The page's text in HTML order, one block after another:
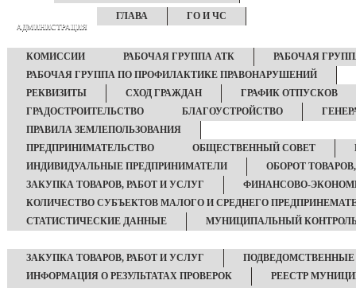
АДМИНИСТРАЦИЯ
ГЛАВА ГО И ЧС
КОМИССИИ РАБОЧАЯ ГРУППА АТК
РАБОЧАЯ
РАБОЧАЯ ГРУППА ПО ПРОФИЛАКТИКЕ ПРАВОНАРУШЕНИЙ
РЕКВИЗИТЫ
СХОД ГРАЖДАН
ГРАФИК ОТПУСКОВ
ГРАДОСТРОИТЕЛЬСТВО
БЛАГОУСТРОЙСТВО
ПРАВИЛА ЗЕМЛЕПОЛЬЗОВАНИЯ
ПРЕДПРИНИМАТЕЛЬСТВО
ОБЩЕСТВЕННЫЙ СОВЕТ
ИНДИВИДУАЛЬНЫЕ ПРЕДПРИНИМАТЕЛИ
ОБОРОТ
ЗАКУПКА ТОВАРОВ, РАБОТ И УСЛУГ
ФИНАНСОВО-
КОЛИЧЕСТВО СУБЪЕКТОВ МАЛОГО И СРЕДНЕГО
СТАТИСТИЧЕСКИЕ ДАННЫЕ
МУНИЦИПАЛЬНЫЙ
ЗАКУПКА ТОВАРОВ, РАБОТ И УСЛУГ
ПОДВЕДОМСТВЕННЫЕ
ИНФОРМАЦИЯ О РЕЗУЛЬТАТАХ ПРОВЕРОК
РЕЕСТР